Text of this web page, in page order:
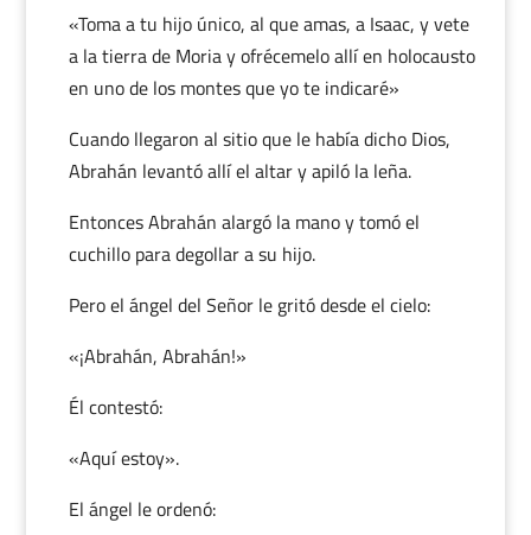
«Toma a tu hijo único, al que amas, a Isaac, y vete
a la tierra de Moria y ofrécemelo allí en holocausto
en uno de los montes que yo te indicaré»
Cuando llegaron al sitio que le había dicho Dios,
Abrahán levantó allí el altar y apiló la leña.
Entonces Abrahán alargó la mano y tomó el
cuchillo para degollar a su hijo.
Pero el ángel del Señor le gritó desde el cielo:
«¡Abrahán, Abrahán!»
Él contestó:
«Aquí estoy».
El ángel le ordenó: